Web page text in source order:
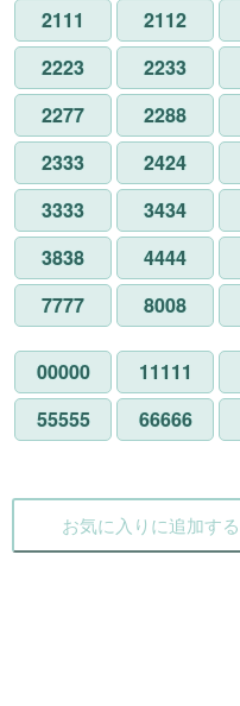
2111
2112
2223
2233
2277
2288
2333
2424
3333
3434
3838
4444
7777
8008
00000 11111
55555
66666
お気に入りに追加する